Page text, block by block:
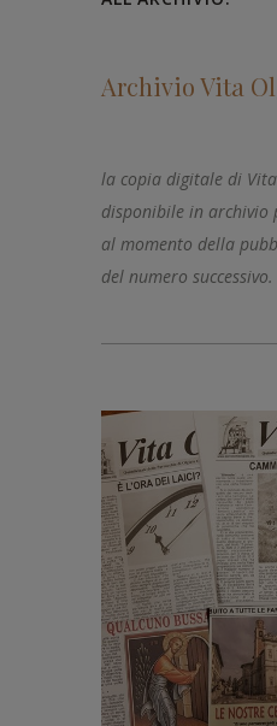
Archivio Vita
la copia digitale di
disponibile in archivio
al momento della
del numero successivo.